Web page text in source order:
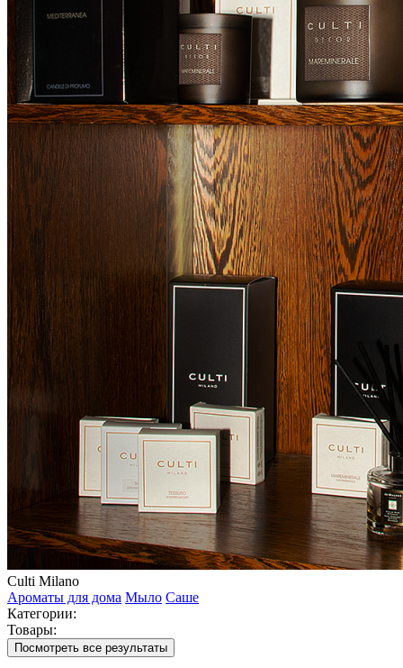
Culti Milano
Ароматы для дома Мыло Саше
Категории:
Товары:
Посмотреть все результаты